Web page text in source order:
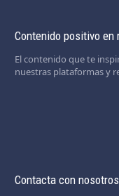
Contenido positivo en
El contenido que te
nuestras plataformas y
Contacta con nosotros